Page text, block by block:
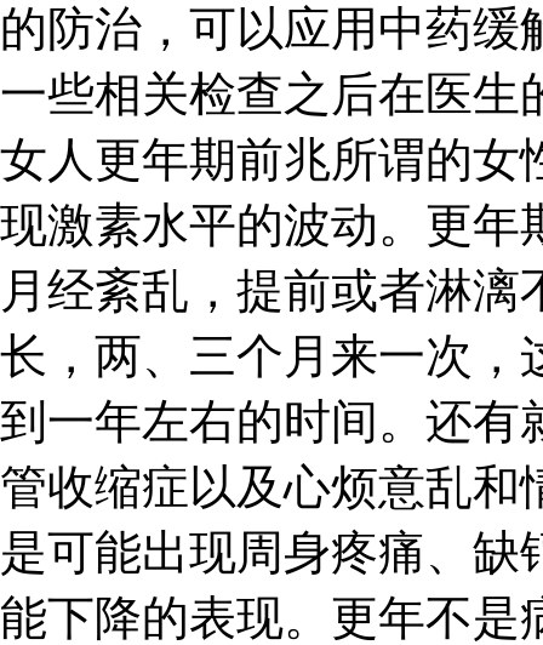
的防治，可以应用中药
一些相关检查之后在医生
女人更年期前兆所谓的女
现激素水平的波动。更年
月经紊乱，提前或者淋
长，两、三个月来一次，
到一年左右的时间。还有
管收缩症以及心烦意乱和
是可能出现周身疼痛、
能下降的表现。更年不是